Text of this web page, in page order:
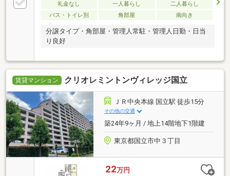
礼金なし 一人暮らし
二人暮らし
バス・トイレ別
角部屋 南向き
分譲タイプ・角部屋・管理人常駐・管理人日勤・日当
り良好
賃貸マンション クリオレミントンヴィレッジ国立
ＪＲ中央本線 国立駅 徒歩15分
その他の交通
築24年9ヶ月 / 地上14階地下1階建
東京都国立市中３丁目
22万円